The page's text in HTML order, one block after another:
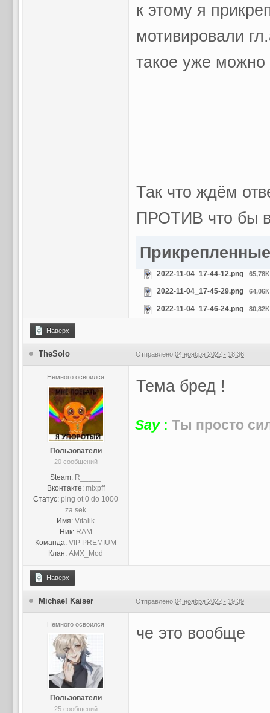
к этому я
мотивировали
такое уже можно
Так что ждём
ПРОТИВ что бы
2022-11-04_17-44-12.png 65,78К
2022-11-04_17-45-29.png 64,06К
2022-11-04_17-46-24.png 80,82К
Наверх
TheSolo Отправлено 04 ноября 2022 - 18:36
Немного освоился
Пользователи
20 сообщений
Steam: R_____
Вконтакте: mixpff
Статус: ping ot 0 do 1000
za sek
Имя: Vitalik
Ник: RAM
Команда: VIP PREMIUM
Клан: AMX_Mod
Тема бред !
Say: Ты просто
Наверх
Michael Kaiser Отправлено 04 ноября 2022 - 19:39
Немного освоился
Пользователи
25 сообщений
че это вообще